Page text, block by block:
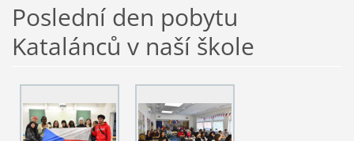
Poslední den pobytu
Katalánců v naší škole